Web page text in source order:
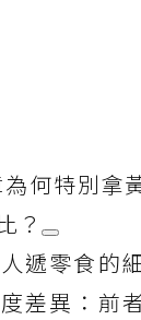
何特別拿
？
遞零食的
差異：前